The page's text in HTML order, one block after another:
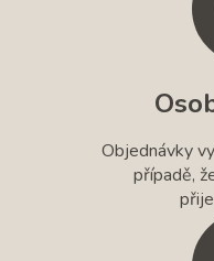
Objednávky
případě,